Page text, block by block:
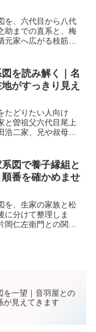
を、六代目から八代
助までの直系と、梅
元家へ広がる枝筋に
します。
を読み解く｜名
がすっきり見え
たどりたい人向け
と曽祖父六代目尾上
浩二家、兄や叔母と
します。
図で養子縁組と
番を確かめませ
を、生家の家族と松
に分けて整理しま
岡仁左衛門との関
を一望｜音羽屋との
が見えてきます